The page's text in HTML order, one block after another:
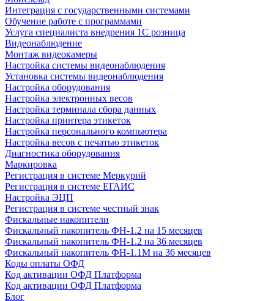
Интеграция с государственными системами
Обучение работе с программами
Услуга специалиста внедрения 1С розница
Видеонаблюдение
Монтаж видеокамеры
Настройка системы видеонаблюдения
Установка системы видеонаблюдения
Настройка оборудования
Настройка электронных весов
Настройка терминала сбора данных
Настройка принтера этикеток
Настройка персонального компьютера
Настройка весов с печатью этикеток
Диагностика оборудования
Маркировка
Регистрация в системе Меркурий
Регистрация в системе ЕГАИС
Настройка ЭЦП
Регистрация в системе честный знак
Фискальные накопители
Фискальный накопитель ФН-1.2 на 15 месяцев
Фискальный накопитель ФН-1.2 на 36 месяцев
Фискальный накопитель ФН-1.1М на 36 месяцев
Коды оплаты ОФД
Код активации ОФД Платформа
Код активации ОФД Платформа
Блог